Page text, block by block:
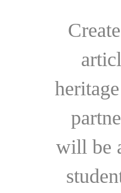
will be